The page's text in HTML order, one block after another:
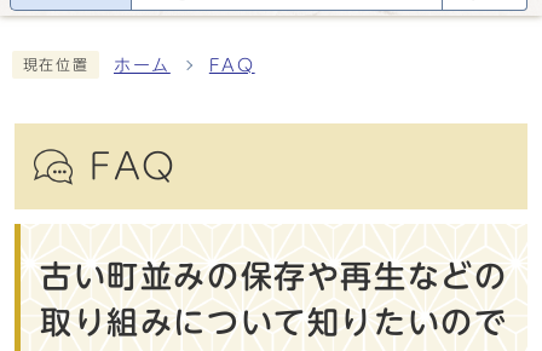
現在位置 ホーム FAQ
FAQ
古い町並みの保存や再生などの
取り組みについて知りたいので